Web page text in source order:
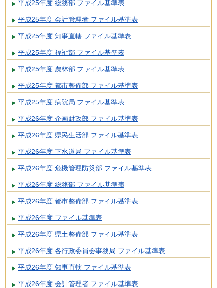
平成25年度 総務部 ファイル基準表
平成25年度 会計管理者 ファイル基準表
平成25年度 知事直轄 ファイル基準表
平成25年度 福祉部 ファイル基準表
平成25年度 農林部 ファイル基準表
平成25年度 都市整備部 ファイル基準表
平成25年度 病院局 ファイル基準表
平成26年度 企画財政部 ファイル基準表
平成26年度 県民生活部 ファイル基準表
平成26年度 下水道局 ファイル基準表
平成26年度 危機管理防災部 ファイル基準表
平成26年度 総務部 ファイル基準表
平成26年度 都市整備部 ファイル基準表
平成26年度 ファイル基準表
平成26年度 県土整備部 ファイル基準表
平成26年度 各行政委員会事務局 ファイル基準表
平成26年度 知事直轄 ファイル基準表
平成26年度 会計管理者 ファイル基準表